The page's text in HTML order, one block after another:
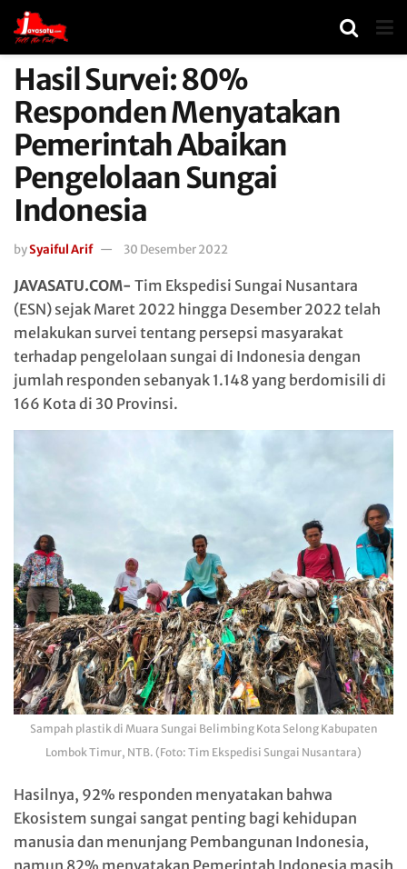
Hasil Survei: 80%
Responden Menyatakan
Pemerintah Abaikan
Pengelolaan Sungai
Indonesia
bySyaiful Arif 30 Desember 2022
JAVASATU.COM- Tim Ekspedisi Sungai Nusantara
(ESN) sejak Maret 2022 hingga Desember 2022 telah
melakukan survei tentang persepsi masyarakat
terhadap pengelolaan sungai di Indonesia dengan
jumlah responden sebanyak 1.148 yang berdomisili di
166 Kota di 30 Provinsi.
Sampah plastik di Muara Sungai Belimbing Kota Selong Kabupaten
Lombok Timur, NTB. (Foto: Tim Ekspedisi Sungai Nusantara)
Hasilnya, 92% responden menyatakan bahwa
Ekosistem sungai sangat penting bagi kehidupan
manusia dan menunjang Pembangunan Indonesia,